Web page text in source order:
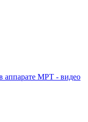
аппарате МРТ - видео